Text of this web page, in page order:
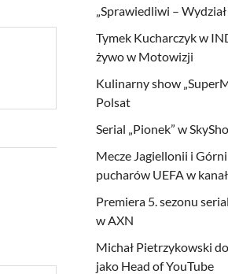
„Sprawiedliwi –
Tymek Kucharczyk w
żywo w Motowizji
Kulinarny show
Polsat
Serial „Pionek” w
Mecze Jagiellonii i
pucharów UEFA w
Premiera 5. sezonu
w AXN
Michał Pietrzykowski
jako Head of YouTube